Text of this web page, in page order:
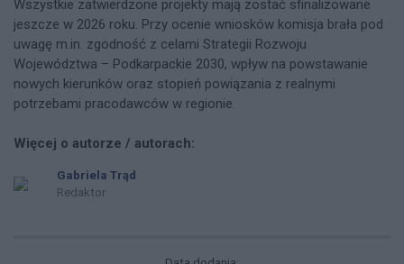
Wszystkie zatwierdzone projekty mają zostać sfinalizowane
jeszcze w 2026 roku. Przy ocenie wniosków komisja brała pod
uwagę m.in. zgodność z celami Strategii Rozwoju
Województwa – Podkarpackie 2030, wpływ na powstawanie
nowych kierunków oraz stopień powiązania z realnymi
potrzebami pracodawców w regionie.
Więcej o autorze / autorach:
Gabriela Trąd
Redaktor